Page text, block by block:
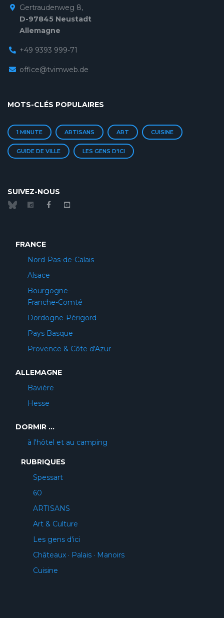
Gertraudenweg 8,
D-97845 Neustadt
Allemagne
+49 9393 999-71
office@tvimweb.de
MOTS-CLÉS POPULAIRES
1 MINUTE ARTISANS ART CUISINE
GUIDE DE VILLE LES GENS D'ICI
SUIVEZ-NOUS
FRANCE
Nord-Pas-de-Calais
Alsace
Bourgogne-
Franche-Comté
Dordogne-Périgord
Pays Basque
Provence & Côte d'Azur
ALLEMAGNE
Bavière
Hesse
DORMIR ...
à l'hôtel et au camping
RUBRIQUES
Spessart
60
ARTISANS
Art & Culture
Les gens d'ici
Châteaux · Palais · Manoirs
Cuisine